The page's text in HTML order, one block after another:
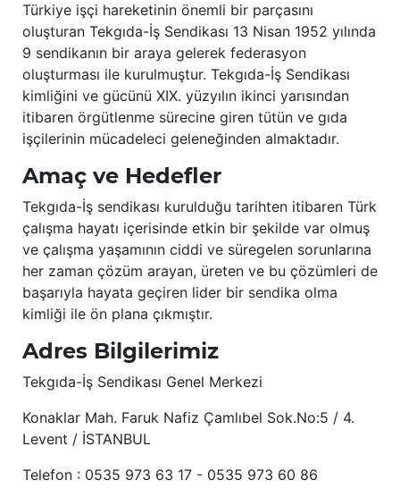
Türkiye işçi hareketinin önemli bir parçasını
oluşturan Tekgıda-İş Sendikası 13 Nisan 1952 yılında
9 sendikanın bir araya gelerek federasyon
oluşturması ile kurulmuştur. Tekgıda-İş Sendikası
kimliğini ve gücünü XIX. yüzyılın ikinci yarısından
itibaren örgütlenme sürecine giren tütün ve gıda
işçilerinin mücadeleci geleneğinden almaktadır.
Amaç ve Hedefler
Tekgıda-İş sendikası kurulduğu tarihten itibaren Türk
çalışma hayatı içerisinde etkin bir şekilde var olmuş
ve çalışma yaşamının ciddi ve süregelen sorunlarına
her zaman çözüm arayan, üreten ve bu çözümleri de
başarıyla hayata geçiren lider bir sendika olma
kimliği ile ön plana çıkmıştır.
Adres Bilgilerimiz
Tekgıda-İş Sendikası Genel Merkezi
Konaklar Mah. Faruk Nafiz Çamlıbel Sok.No:5 / 4.
Levent / İSTANBUL
Telefon : 0535 973 63 17 - 0535 973 60 86